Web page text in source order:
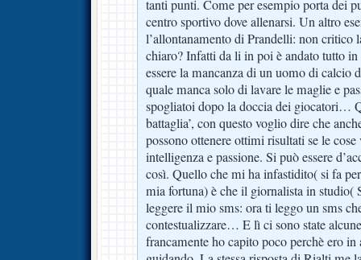
tanti punti. Come per esempio porta dei
centro sportivo dove allenarsi. Un altro
l’allontanamento di Prandelli: non critico
chiaro? Infatti da li in poi è andato tutto
essere la mancanza di un uomo di calcio
quale manca solo di lavare le maglie e
spogliatoi dopo la doccia dei giocatori…
battaglia’, con questo voglio dire che
possono ottenere ottimi risultati se le
intelligenza e passione. Si può essere
così. Quello che mi ha infastidito( si fa
mia fortuna) è che il giornalista in studio(
leggere il mio sms: ora ti leggo un sms
contestualizzare… E lì ci sono state
francamente ho capito poco perchè ero in